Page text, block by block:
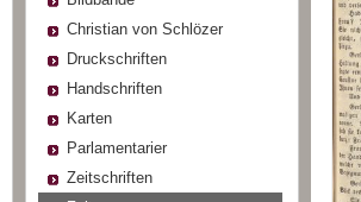
Christian von Schlözer
Druckschriften
Handschriften
Karten
Parlamentarier
Zeitschriften